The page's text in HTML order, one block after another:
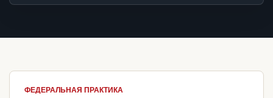
ФЕДЕРАЛЬНАЯ ПРАКТИКА